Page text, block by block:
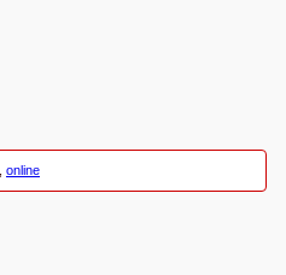
online